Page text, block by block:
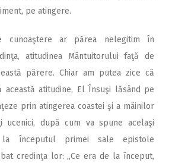
pe atingere.
cunoaştere ar părea nelegitim în
atitudinea Mântuitorului faţă de
părere. Chiar am putea zice că
această atitudine, El Însuşi lăsând pe
prin atingerea coastei şi a mâinilor
ucenici, după cum va spune acelaşi
la începutul primei sale epistole
credinţa lor: „Ce era de la început,